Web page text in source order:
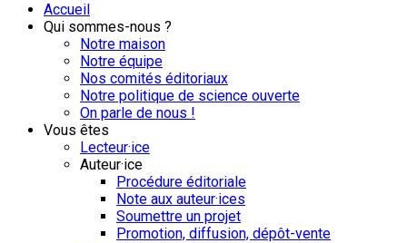
Accueil
Qui sommes-nous ?
Notre maison
Notre équipe
Nos comités éditoriaux
Notre politique de science ouverte
On parle de nous !
Vous êtes
Lecteur·ice
Auteur·ice
Procédure éditoriale
Note aux auteur·ices
Soumettre un projet
Promotion, diffusion, dépôt-vente